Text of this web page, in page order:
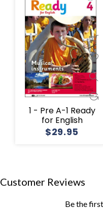
1 - Pre A-1 Ready
for English
$29.95
Customer Reviews
Be the